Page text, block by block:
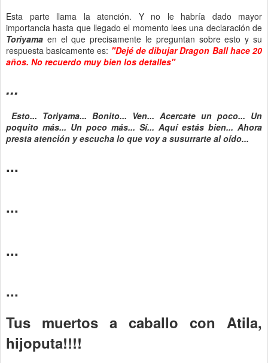
Esta parte llama la atención. Y no le habría dado mayor
importancia hasta que llegado el momento lees una declaración de
Toriyama en el que precisamente le preguntan sobre esto y su
respuesta basicamente es: "Dejé de dibujar Dragon Ball hace 20
años. No recuerdo muy bien los detalles"
...
Esto... Toriyama... Bonito... Ven... Acercate un poco... Un
poquito más... Un poco más... Sí... Aquí estás bien... Ahora
presta atención y escucha lo que voy a susurrarte al oído...
...
...
...
...
Tus muertos a caballo con Atila,
hijoputa!!!!